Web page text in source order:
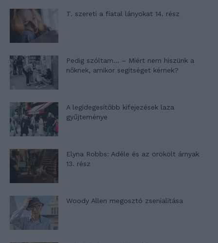
T. szereti a fiatal lányokat 14. rész
Pedig szóltam… – Miért nem hiszünk a
nőknek, amikor segítséget kérnek?
A legidegesítőbb kifejezések laza
gyűjteménye
Elyna Robbs: Adéle és az örökölt árnyak
13. rész
Woody Allen megosztó zsenialitása